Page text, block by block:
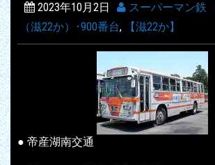
2023年10月2日
スーパーマン鉄
（滋22か）･900番台, 【滋22か】
● 帝産湖南交通